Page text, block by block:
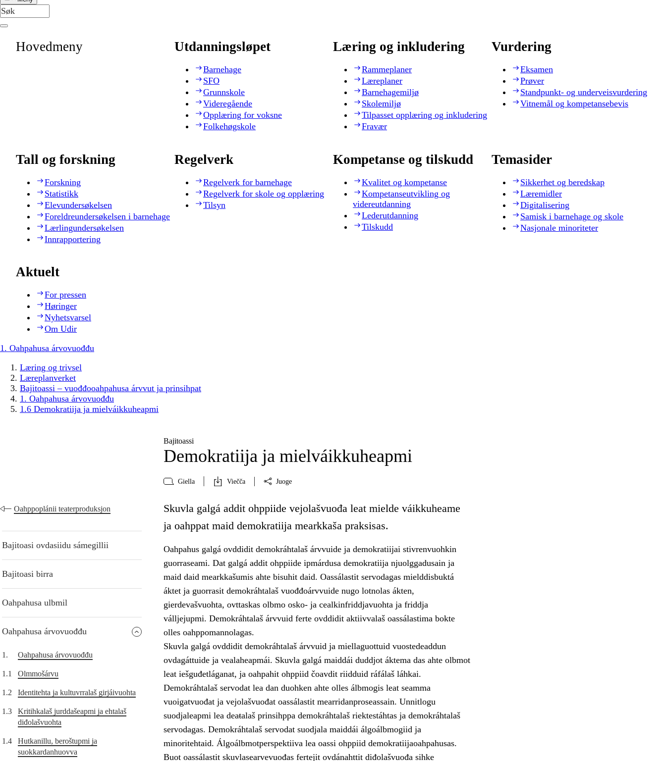
Hovedmeny Utdanningsløpet
Barnehage
SFO
Grunnskole
Videregående
Opplæring for voksne
Folkehøgskole
Læring og inkludering
Rammeplaner
Læreplaner
Barnehagemiljø
Skolemiljø
Tilpasset opplæring og inkludering
Fravær
Vurdering
Eksamen
Prøver
Standpunkt- og underveisvurdering
Vitnemål og kompetansebevis
Tall og forskning
Forskning
Statistikk
Elevundersøkelsen
Foreldreundersøkelsen i barnehage
Lærlingundersøkelsen
Innrapportering
Regelverk
Regelverk for barnehage
Regelverk for skole og opplæring
Tilsyn
Kompetanse og tilskudd
Kvalitet og kompetanse
Kompetanseutvikling og
videreutdanning
Lederutdanning
Tilskudd
Temasider
Sikkerhet og beredskap
Læremidler
Digitalisering
Samisk i barnehage og skole
Nasjonale minoriteter
Aktuelt
For pressen
Høringer
Nyhetsvarsel
Om Udir
1. Oahpahusa árvovuođđu
Læring og trivsel
Læreplanverket
Bajitoassi – vuođđooahpahusa árvvut ja prinsihpat
1. Oahpahusa árvovuođđu
1.6 Demokratiija ja mielváikkuheapmi
Bajitoassi
Demokratiija ja mielváikkuheapmi
Giella Viečča Juoge
Oahppoplánii teaterproduksjon
Bajitoasi ovdasiidu sámegillii
Bajitoasi birra
Oahpahusa ulbmil
Oahpahusa árvovuođđu
1. Oahpahusa árvovuođđu
1.1 Olmmošárvu
1.2 Identitehta ja kultuvrralaš girjáivuohta
1.3
Kritihkalaš jurddašeapmi ja ehtalaš
diđolašvuohta
1.4
Hutkanillu, beroštupmi ja
suokkardanhuovva
Skuvla galgá addit ohppiide vejolašvuođa leat mielde váikkuheame
ja oahppat maid demokratiija mearkkaša praksisas.
Oahpahus galgá ovddidit demokráhtalaš árvvuide ja demokratiijai stivrenvuohkin
guorraseami. Dat galgá addit ohppiide ipmárdusa demokratiija njuolggadusain ja
maid daid mearkkašumis ahte bisuhit daid. Oassálastit servodagas mielddisbuktá
áktet ja guorrasit demokráhtalaš vuođđoárvvuide nugo lotnolas ákten,
gierdevašvuohta, ovttaskas olbmo osko- ja cealkinfriddjavuohta ja friddja
válljejupmi. Demokráhtalaš árvvuid ferte ovddidit aktiivvalaš oassálastima bokte
olles oahppomannolagas.
Skuvla galgá ovddidit demokráhtalaš árvvuid ja miellaguottuid vuostedeaddun
ovdagáttuide ja vealaheapmái. Skuvla galgá maiddái duddjot áktema das ahte olbmot
leat iešguđetláganat, ja oahpahit ohppiid čoavdit riidduid ráfálaš láhkai.
Demokráhtalaš servodat lea dan duohken ahte olles álbmogis leat seamma
vuoigatvuođat ja vejolašvuođat oassálastit mearridanproseassain. Unnitlogu
suodjaleapmi lea deaŧalaš prinsihppa demokráhtalaš riektestáhtas ja demokráhtalaš
servodagas. Demokráhtalaš servodat suodjala maiddái álgoálbmogiid ja
minoritehtaid. Álgoálbmotperspektiiva lea oassi ohppiid demokratiijaoahpahusas.
Buot oassálastit skuvlasearvevuođas fertejit ovdánahttit diđolašvuođa sihke